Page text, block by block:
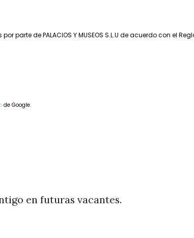
de PALACIOS Y MUSEOS S.L.U de acuerdo con el
de Google.
en futuras vacantes.